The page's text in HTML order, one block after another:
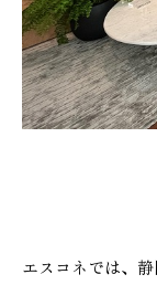
エスコネでは、